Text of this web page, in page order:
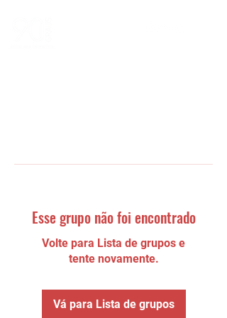
Esse grupo não foi encontrado
Volte para Lista de grupos e
tente novamente.
Vá para Lista de grupos